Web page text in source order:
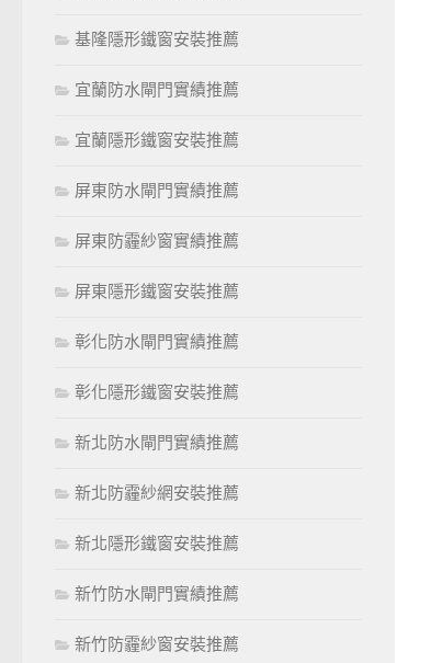
基隆隱形鐵窗安裝推薦
宜蘭防水閘門實績推薦
宜蘭隱形鐵窗安裝推薦
屏東防水閘門實績推薦
屏東防霾紗窗實績推薦
屏東隱形鐵窗安裝推薦
彰化防水閘門實績推薦
彰化隱形鐵窗安裝推薦
新北防水閘門實績推薦
新北防霾紗網安裝推薦
新北隱形鐵窗安裝推薦
新竹防水閘門實績推薦
新竹防霾紗窗安裝推薦